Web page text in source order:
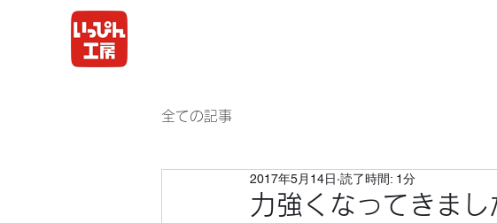
全ての記事
力強くなってきまし
2017年5月14日 読了時間: 1分